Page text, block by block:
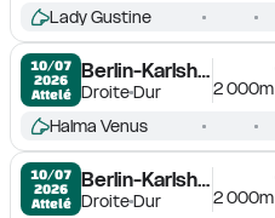
Lady Gustine
10/07
2026
Attelé
Berlin-Karlshorst
DroiteDur
2 000m
Halma Venus
10/07
2026
Attelé
Berlin-Karlshorst
DroiteDur
2 000m